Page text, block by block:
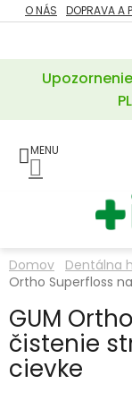
Prejsť
na
Upozornenie:
O NÁS DOPRAVA A
ZĽAVY
POTREBY
A
LIEKY
VITAMÍNY
MINERÁLY
KOZMETIKA
Domov Dentálna
Ortho Superfloss
GUM
čistenie
cievke